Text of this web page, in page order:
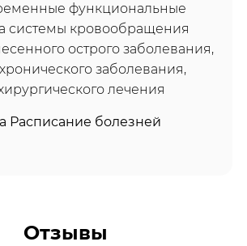
функциональные
системы кровообращения
острого заболевания,
заболевания,
лечения
Расписание болезней
Отзывы